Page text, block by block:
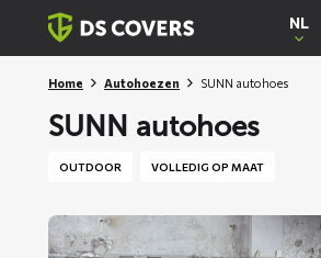
Skiplinks
NL
Home Autohoezen SUNN autohoes
SUNN autohoes
OUTDOOR VOLLEDIG OP MAAT